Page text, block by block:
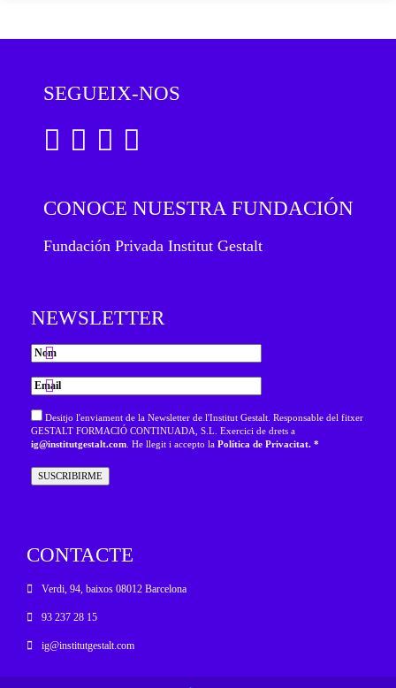
SEGUEIX-NOS
CONOCE NUESTRA FUNDACIÓN
Fundación Privada Institut Gestalt
NEWSLETTER
Desitjo l'enviament de la Newsletter de l'Institut Gestalt. Responsable del fitxer
GESTALT FORMACIÓ CONTINUADA, S.L. Exercici de drets a
ig@institutgestalt.com . He llegit i accepto la Política de Privacitat. *
CONTACTE
Verdi, 94, baixos 08012 Barcelona
93 237 28 15
ig@institutgestalt.com